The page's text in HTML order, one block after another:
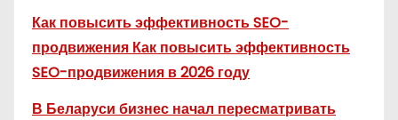
Как повысить эффективность SEO-
продвижения Как повысить эффективность
SEO-продвижения в 2026 году
В Беларуси бизнес начал пересматривать